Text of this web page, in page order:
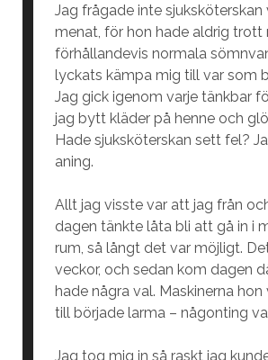
Jag frågade inte sjuksköterskan
menat, för hon hade aldrig trott
förhållandevis normala
lyckats kämpa mig till var som
Jag gick igenom varje tänkbar
jag bytt kläder på henne och
Hade sjuksköterskan sett fel?
aning.
Allt jag visste var att jag från
dagen tänkte låta bli att gå in i
rum, så långt det var möjligt.
veckor, och sedan kom dagen
hade några val. Maskinerna
till började larma – någonting
Jag tog mig in så raskt jag